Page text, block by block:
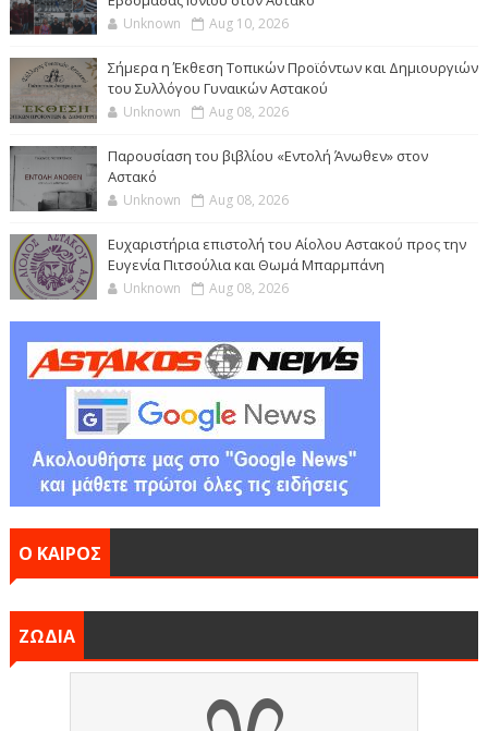
Unknown Aug 10, 2026
Σήμερα η Έκθεση Τοπικών Προϊόντων και Δημιουργιών
του Συλλόγου Γυναικών Αστακού
Unknown Aug 08, 2026
Παρουσίαση του βιβλίου «Εντολή Άνωθεν» στον
Αστακό
Unknown Aug 08, 2026
Ευχαριστήρια επιστολή του Αίολου Αστακού προς την
Ευγενία Πιτσούλια και Θωμά Μπαρμπάνη
Unknown Aug 08, 2026
Ο ΚΑΙΡΟΣ
ΖΩΔΙΑ